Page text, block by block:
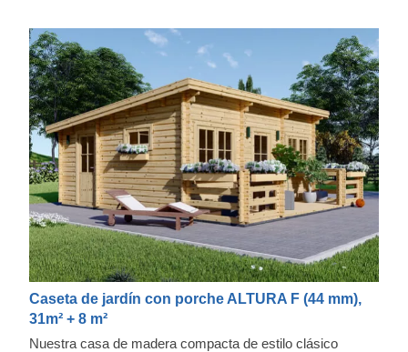
Caseta de jardín con porche ALTURA F (44 mm),
31m² + 8 m²
Nuestra casa de madera compacta de estilo clásico